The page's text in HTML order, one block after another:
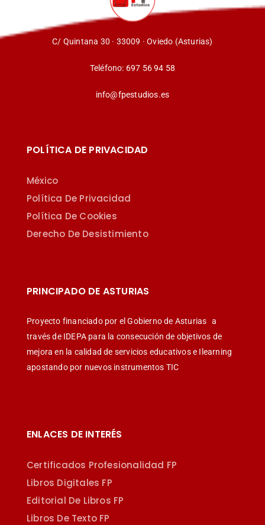
C/ Quintana 30 · 33009 · Oviedo (Asturias)
Teléfono: 697 56 94 58
info@fpestudios.es
POLÍTICA DE PRIVACIDAD
México
Política De Privacidad
Política De Cookies
Derecho De Desistimiento
PRINCIPADO DE ASTURIAS
Proyecto financiado por el Gobierno de Asturias a
través de IDEPA para la consecución de objetivos de
mejora en la calidad de servicios educativos e Ilearning
apostando por nuevos instrumentos TIC
ENLACES DE INTERÉS
Certificados Profesionalidad FP
Libros Digitales FP
Editorial De Libros FP
Libros De Texto FP